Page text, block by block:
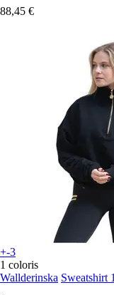
88,45 €
+-3
1 coloris
Wallderinska Sweatshirt